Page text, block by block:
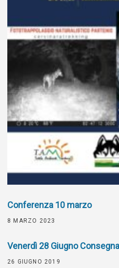
Conferenza 10 marzo
8 MARZO 2023
Venerdì 28 Giugno
26 GIUGNO 2019